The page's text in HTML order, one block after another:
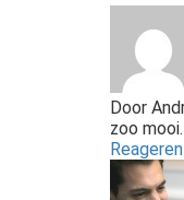
Door
zoo